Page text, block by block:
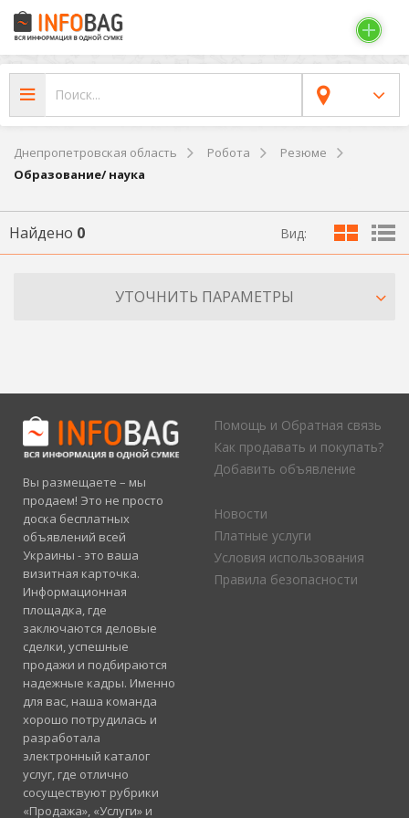
Днепропетровская область Робота
Резюме
Образование/ наука
Найдено 0 Вид:
УТОЧНИТЬ ПАРАМЕТРЫ
Вы размещаете – мы
продаем! Это не просто
доска бесплатных
объявлений всей
Украины - это ваша
визитная карточка.
Информационная
площадка, где
заключаются деловые
сделки, успешные
продажи и подбираются
надежные кадры. Именно
для вас, наша команда
хорошо потрудилась и
разработала
электронный каталог
услуг, где отлично
сосуществуют рубрики
«Продажа», «Услуги» и
Помощь и Обратная связь
Как продавать и покупать?
Добавить объявление
Новости
Платные услуги
Условия использования
Правила безопасности